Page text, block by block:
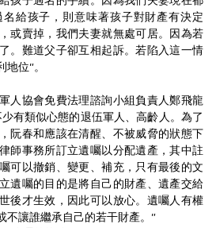
給孩子，則意味著孩子對財產有決定
或賣掉，我們夫妻就無處可居。因為若
。難道父子卻互相起訴。若陷入這一情
位”。
人協會免費法理諮詢小組負責人鄭飛龍
有類似心態的退伍軍人、高齡人。為了
阮春和應該在清醒、不被威脅的狀態下
師事務所訂立遺囑以分配遺產，其中註
可以撤銷、變更、補充，只有最後的文
遺囑的目的是將自己的財產、遺產交給
後才生效，因此可以放心。遺囑人有權
不讓誰繼承自己的若干財產。”